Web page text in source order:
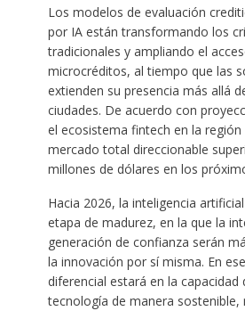
Los modelos de evaluación
por IA están transformando los
tradicionales y ampliando el
microcréditos, al tiempo que las
extienden su presencia más allá
ciudades. De acuerdo con
el ecosistema fintech en la región
mercado total direccionable
millones de dólares en los
Hacia 2026, la inteligencia
etapa de madurez, en la que la
generación de confianza serán
la innovación por sí misma. En
diferencial estará en la capacidad
tecnología de manera sostenible,